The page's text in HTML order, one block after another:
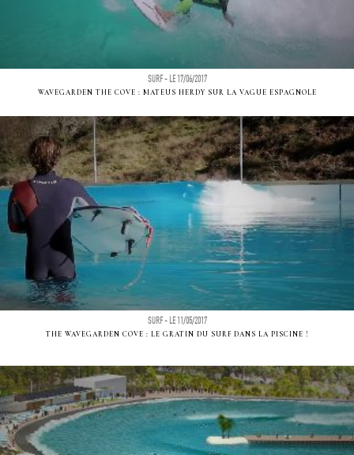
SURF - LE 17/06/2017
WAVEGARDEN THE COVE : MATEUS HERDY SUR LA VAGUE ESPAGNOLE
SURF - LE 11/05/2017
THE WAVEGARDEN COVE : LE GRATIN DU SURF DANS LA PISCINE !